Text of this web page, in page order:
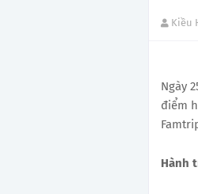
Kiều
Ngày
điểm
Hành